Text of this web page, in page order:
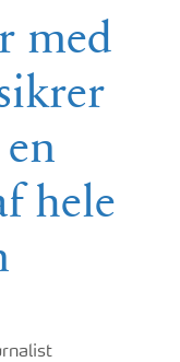
med
hele